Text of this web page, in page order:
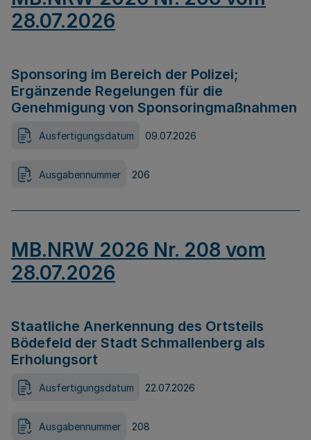
28.07.2026
Sponsoring im Bereich der Polizei;
Ergänzende Regelungen für die
Genehmigung von Sponsoringmaßnahmen
Ausfertigungsdatum 09.07.2026
Ausgabennummer 206
MB.NRW 2026 Nr. 208 vom
28.07.2026
Staatliche Anerkennung des Ortsteils
Bödefeld der Stadt Schmallenberg als
Erholungsort
Ausfertigungsdatum 22.07.2026
Ausgabennummer 208